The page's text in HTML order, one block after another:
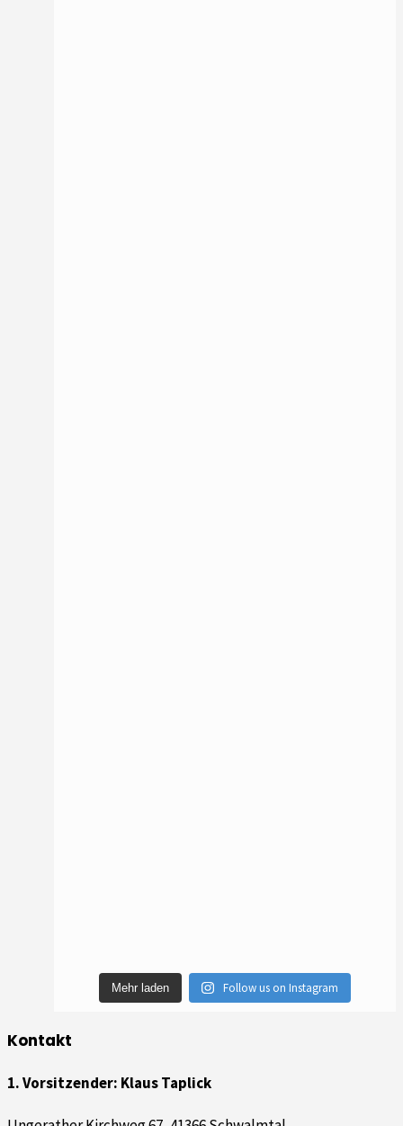
Mehr laden Follow us on Instagram
Kontakt
1. Vorsitzender: Klaus Taplick